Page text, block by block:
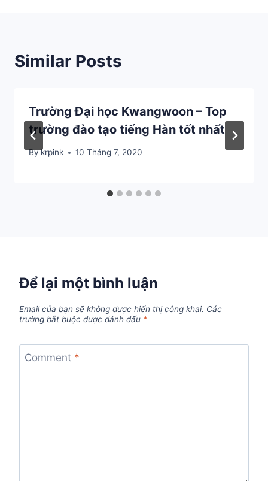
Similar Posts
Trường Đại học Kwangwoon – Top
trường đào tạo tiếng Hàn tốt nhất
Bykrpink 10 Tháng 7, 2020
Để lại một bình luận
Email của bạn sẽ không được hiển thị công khai. Các
trường bắt buộc được đánh dấu *
Comment *